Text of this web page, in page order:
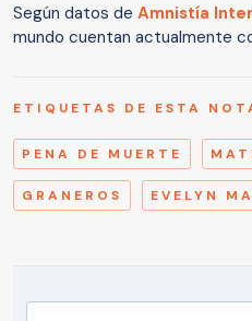
Según datos de Amnistía
mundo cuentan actualmente
ETIQUETAS DE ESTA
PENA DE MUERTE
GRANEROS EVELYN